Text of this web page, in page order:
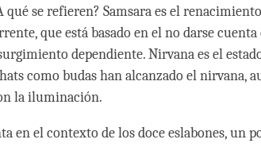
qué se refieren? Samsara es el renacimiento
que está basado en el no darse cuenta
dependiente. Nirvana es el
como budas han alcanzado el nirvana,
la iluminación.
en el contexto de los doce eslabones, un